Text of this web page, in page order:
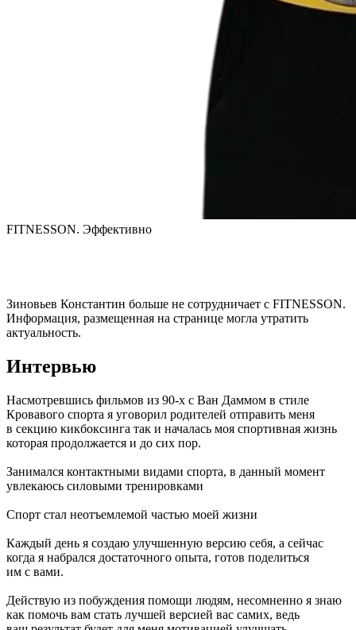
FITNESSON. Эффективно
Зиновьев Константин больше не сотрудничает с FITNESSON.
Информация, размещенная на странице могла утратить
актуальность.
Интервью
Насмотревшись фильмов из 90-х с Ван Даммом в стиле
Кровавого спорта я уговорил родителей отправить меня
в секцию кикбоксинга так и началась моя спортивная жизнь
которая продолжается и до сих пор.
Занимался контактными видами спорта, в данный момент
увлекаюсь силовыми тренировками
Спорт стал неотъемлемой частью моей жизни
Каждый день я создаю улучшенную версию себя, а сейчас
когда я набрался достаточного опыта, готов поделиться
им с вами.
Действую из побуждения помощи людям, несомненно я знаю
как помочь вам стать лучшей версией вас самих, ведь